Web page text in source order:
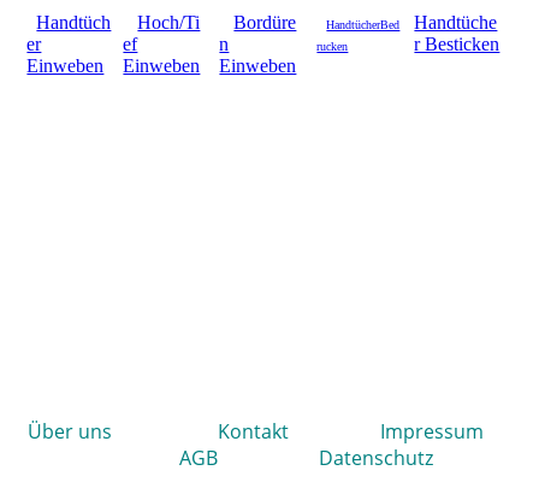
Handtüch
er
Einweben
Hoch/Ti
ef
Einweben
Bordüre
n
Einweben
HandtücherBed
rucken
Handtüche
r Besticken
Über uns Kontakt
Impressum
AGBDatenschutz